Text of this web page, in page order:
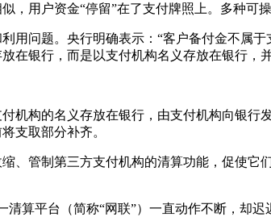
，用户资金“停留”在了支付牌照上。多种可
问题。央行明确表示：“客户备付金不属于
在银行，而是以支付机构名义存放在银行，
构的名义存放在银行，由支付机构向银行
支取部分补齐。
管制第三方支付机构的清算功能，促使它
平台（简称“网联”）一直动作不断，却